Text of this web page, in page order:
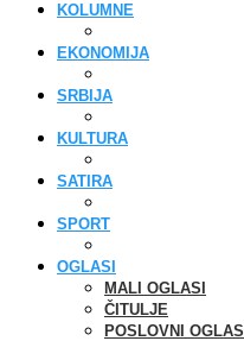
KOLUMNE
EKONOMIJA
SRBIJA
KULTURA
SATIRA
SPORT
OGLASI
MALI OGLASI
ČITULJE
POSLOVNI OGLASI